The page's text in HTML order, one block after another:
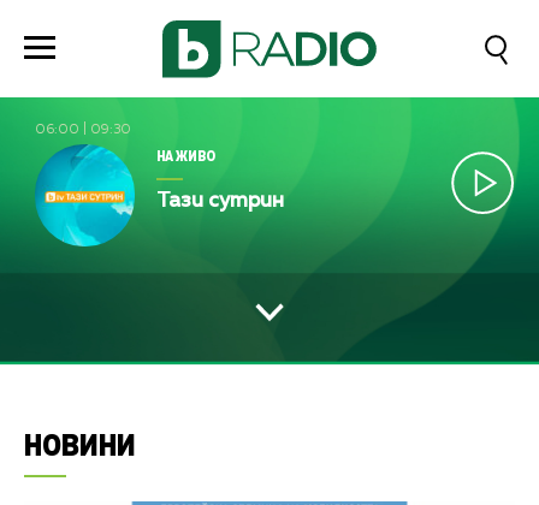
06:00 09:30
НА ЖИВО
Тази сутрин
НОВИНИ